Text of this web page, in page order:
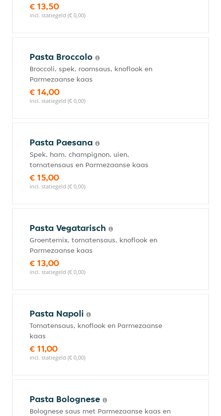
€ 13,50
incl. statiegeld (€ 0,00)
Pasta Broccolo
Broccoli, spek, roomsaus, knoflook en
Parmezaanse kaas
€ 14,00
incl. statiegeld (€ 0,00)
Pasta Paesana
Spek, ham, champignon, uien,
tomatensaus en Parmezaanse kaas
€ 15,00
incl. statiegeld (€ 0,00)
Pasta Vegatarisch
Groentemix, tomatensaus, knoflook en
Parmezaanse kaas
€ 13,00
incl. statiegeld (€ 0,00)
Pasta Napoli
Tomatensaus, knoflook en Parmezaanse
kaas
€ 11,00
incl. statiegeld (€ 0,00)
Pasta Bolognese
Bolognese saus met Parmezaanse kaas en